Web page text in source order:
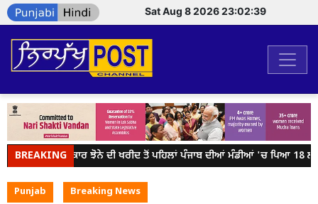
Sat Aug 8 2026 23:02:39
BREAKING
ਕੇਂਦਰ ਸਰਕਾਰ ਝੋਨੇ ਦੀ ਖਰੀਦ ਤੋਂ ਪਹਿਲਾਂ ਪੰਜਾਬ ਦੀਆਂ ਮੰਡੀਆਂ 'ਚ ਪਿਆ 18 ਲੱਖ
Punjab Breaking News